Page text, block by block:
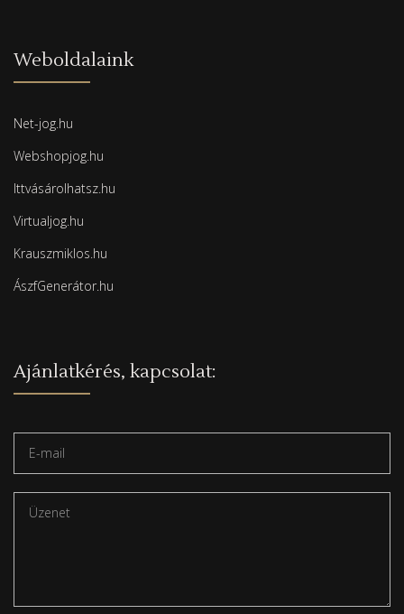
Weboldalaink
Net-jog.hu
Webshopjog.hu
Ittvásárolhatsz.hu
Virtualjog.hu
Krauszmiklos.hu
ÁszfGenerátor.hu
Ajánlatkérés, kapcsolat: